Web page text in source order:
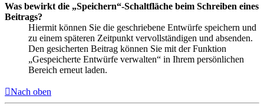
Was bewirkt die „Speichern“-Schaltfläche beim Schreiben eines
Beitrags?
Hiermit können Sie die geschriebene Entwürfe speichern und
zu einem späteren Zeitpunkt vervollständigen und absenden.
Den gesicherten Beitrag können Sie mit der Funktion
„Gespeicherte Entwürfe verwalten“ in Ihrem persönlichen
Bereich erneut laden.
Nach oben